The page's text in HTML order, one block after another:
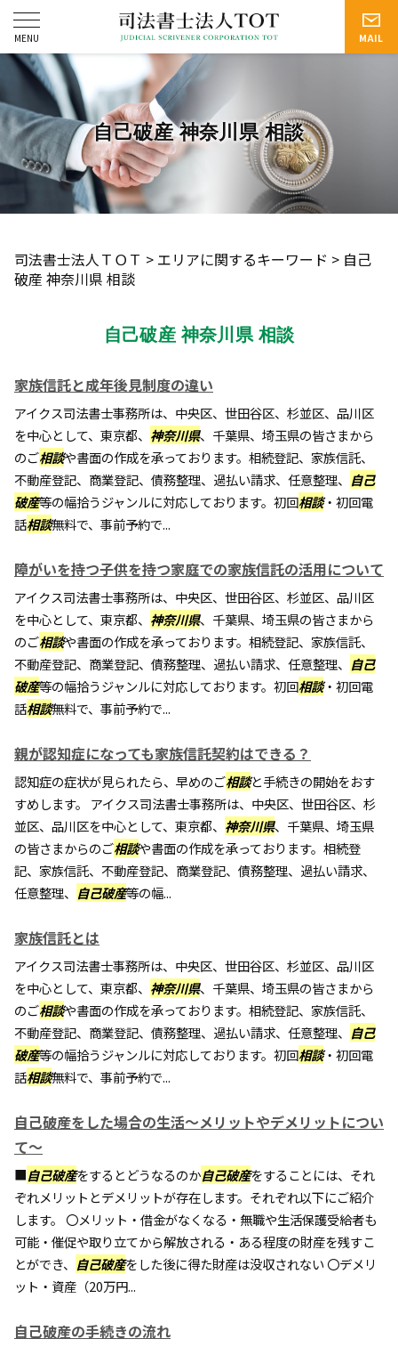
自己破産 神奈川県 相談
司法書士法人ＴＯＴ > エリアに関するキーワード > 自己
破産 神奈川県 相談
自己破産 神奈川県 相談
家族信託と成年後見制度の違い
アイクス司法書士事務所は、中央区、世田谷区、杉並区、品川区
を中心として、東京都、 神奈川県、千葉県、埼玉県の皆さまから
のご相談や書面の作成を承っております。相続登記、家族信託、
不動産登記、商業登記、債務整理、過払い請求、任意整理、 自己
破産等の幅拾うジャンルに対応しております。初回相談・初回電
話相談無料で、事前予約で...
障がいを持つ子供を持つ家庭での家族信託の活用について
アイクス司法書士事務所は、中央区、世田谷区、杉並区、品川区
を中心として、東京都、 神奈川県、千葉県、埼玉県の皆さまから
のご相談や書面の作成を承っております。相続登記、家族信託、
不動産登記、商業登記、債務整理、過払い請求、任意整理、 自己
破産等の幅拾うジャンルに対応しております。初回相談・初回電
話相談無料で、事前予約で...
親が認知症になっても家族信託契約はできる？
認知症の症状が見られたら、早めのご相談と手続きの開始をおす
すめします。 アイクス司法書士事務所は、中央区、世田谷区、杉
並区、品川区を中心として、東京都、 神奈川県、千葉県、埼玉県
の皆さまからのご相談や書面の作成を承っております。相続登
記、家族信託、不動産登記、商業登記、債務整理、過払い請求、
任意整理、 自己破産等の幅...
家族信託とは
アイクス司法書士事務所は、中央区、世田谷区、杉並区、品川区
を中心として、東京都、 神奈川県、千葉県、埼玉県の皆さまから
のご相談や書面の作成を承っております。相続登記、家族信託、
不動産登記、商業登記、債務整理、過払い請求、任意整理、 自己
破産等の幅拾うジャンルに対応しております。初回相談・初回電
話相談無料で、事前予約で...
自己破産をした場合の生活～メリットやデメリットについ
て～
■自己破産をするとどうなるのか自己破産をすることには、それ
ぞれメリットとデメリットが存在します。それぞれ以下にご紹介
します。 〇メリット・借金がなくなる・無職や生活保護受給者も
可能・催促や取り立てから解放される・ある程度の財産を残すこ
とができ、 自己破産をした後に得た財産は没収されない 〇デメリ
ット・資産（20万円...
自己破産の手続きの流れ